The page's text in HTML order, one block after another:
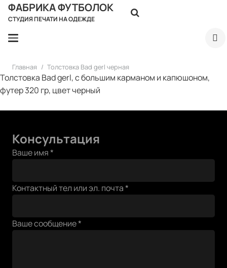
ФАБРИКА ФУТБОЛОК
СТУДИЯ ПЕЧАТИ НА ОДЕЖДЕ
Главная / Толстовка Bad gerl черная
Толстовка Bad gerl, с большим карманом и капюшоном,
футер 320 гр, цвет черный
Консультация
Ваше имя*
имя
Контактный тел или эл. почта*
Ваше сообщение*